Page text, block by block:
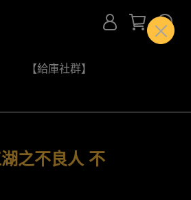
【給庫社群】
之不良人 不